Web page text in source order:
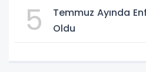
5
Temmuz Ayında
Oldu